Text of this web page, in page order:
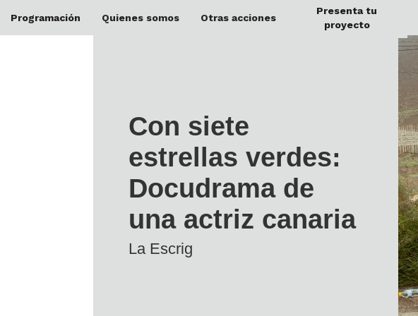
Programación Quienes somos Otras acciones
Presenta tu
proyecto
Con siete
estrellas verdes:
Docudrama de
una actriz canaria
La Escrig